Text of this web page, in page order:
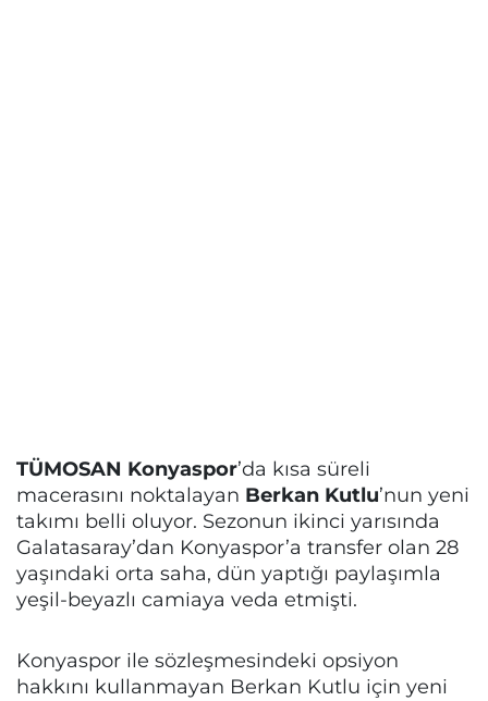
TÜMOSAN Konyaspor’da kısa süreli
macerasını noktalayan Berkan Kutlu’nun yeni
takımı belli oluyor. Sezonun ikinci yarısında
Galatasaray’dan Konyaspor’a transfer olan 28
yaşındaki orta saha, dün yaptığı paylaşımla
yeşil-beyazlı camiaya veda etmişti.
Konyaspor ile sözleşmesindeki opsiyon
hakkını kullanmayan Berkan Kutlu için yeni